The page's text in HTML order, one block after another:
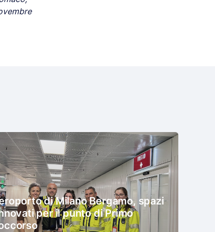
di Milano Bergamo, spazi
per il punto di Primo